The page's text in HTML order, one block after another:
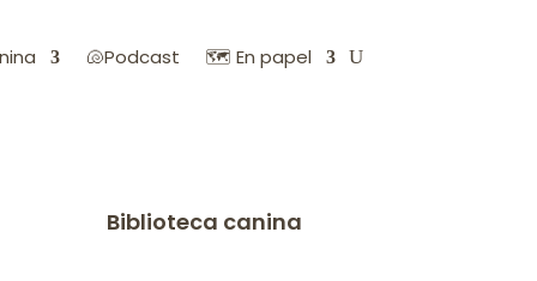
🐚Podcast 🗺️ En papel
Biblioteca canina